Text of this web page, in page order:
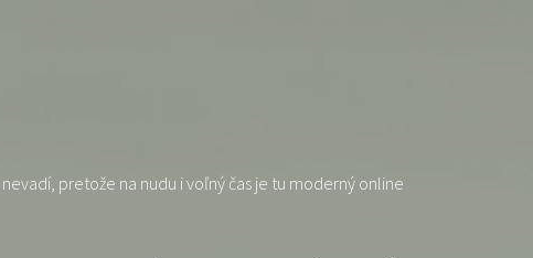
pretože na nudu i voľný čas je tu moderný online